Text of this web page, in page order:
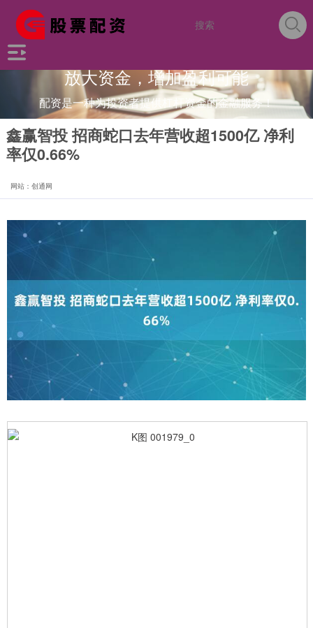
放大资金，增加盈利可能
配资是一种为投资者提供杠杆资金的金融服务！
鑫赢智投 招商蛇口去年营收超1500亿 净利
率仅0.66%
网站：创通网